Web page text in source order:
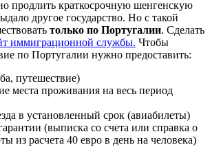
продлить краткосрочную шенгенскую
другое государство. Но с такой
только по Португалии. Сделать
иммиграционной службы. Чтобы
по Португалии нужно предоставить:
путешествие)
места проживания на весь период
в установленный срок (авиабилеты)
(выписка со счета или справка о
из расчета 40 евро в день на человека)